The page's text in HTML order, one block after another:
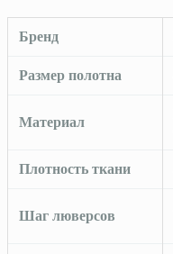
Бренд
Размер полотна
Материал
Плотность ткани
Шаг люверсов